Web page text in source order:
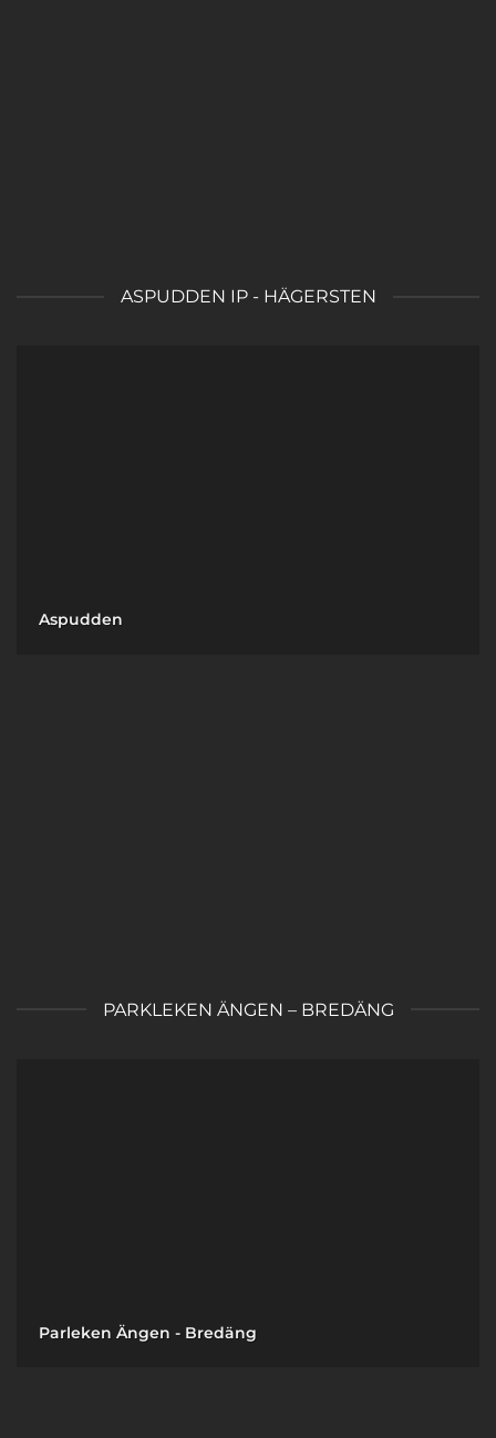
ASPUDDEN IP - HÄGERSTEN
Aspudden
PARKLEKEN ÄNGEN – BREDÄNG
Parleken Ängen - Bredäng